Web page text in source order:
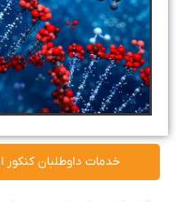
خدمات داوطلبان کنکور